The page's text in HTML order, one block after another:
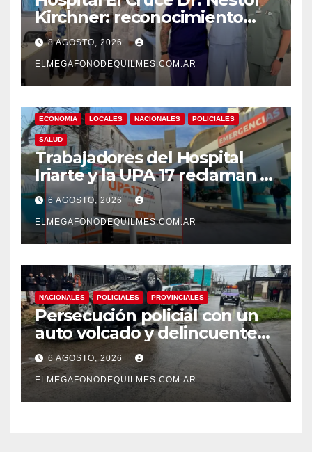
Kirchner: reconocimiento
internacional a la calidad de
su atención
8 AGOSTO, 2026
ELMEGAFONODEQUILMES.COM.AR
ECONOMIA LOCALES NACIONALES POLICIALES
SALUD
Trabajadores del Hospital
Iriarte y la UPA 17 reclaman el
pase a planta de becarios y
mejoras laborales
6 AGOSTO, 2026
ELMEGAFONODEQUILMES.COM.AR
NACIONALES POLICIALES PROVINCIALES
Persecución policial con un
auto volcado y delincuentes
detenidos en San Francisco
Solano
6 AGOSTO, 2026
ELMEGAFONODEQUILMES.COM.AR